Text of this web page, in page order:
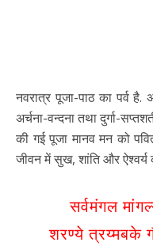
नवरात्र पूजा-पाठ का पर्व
अर्चना-वन्दना तथा दुर्गा-
की गई पूजा मानव मन को
जीवन में सुख, शांति और ऐश्वर्य
सर्वमंगल
शरण्ये त्रय्मबके